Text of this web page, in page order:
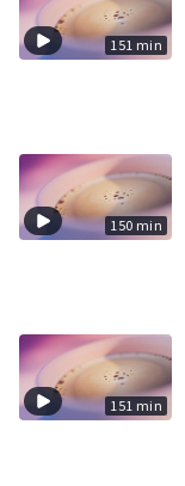
151 min
150 min
151 min